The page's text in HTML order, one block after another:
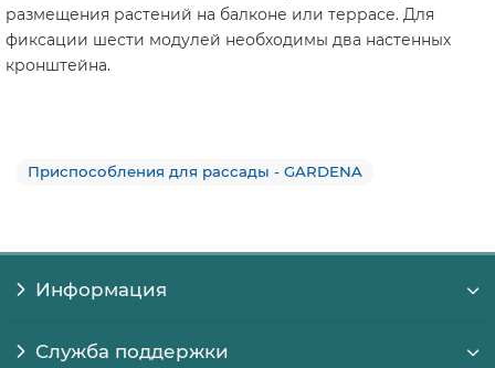
размещения растений на балконе или террасе. Для
фиксации шести модулей необходимы два настенных
кронштейна.
Приспособления для рассады - GARDENA
Информация
Служба поддержки